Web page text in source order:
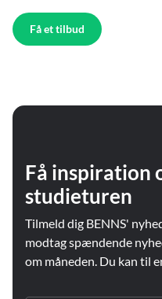
Få et tilbud
Få inspiration
studieturen
Tilmeld dig BENNS'
modtag spændende
om måneden. Du kan til